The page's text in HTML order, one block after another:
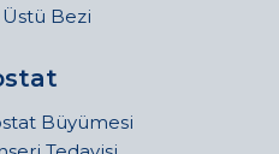
Bezi
Büyümesi